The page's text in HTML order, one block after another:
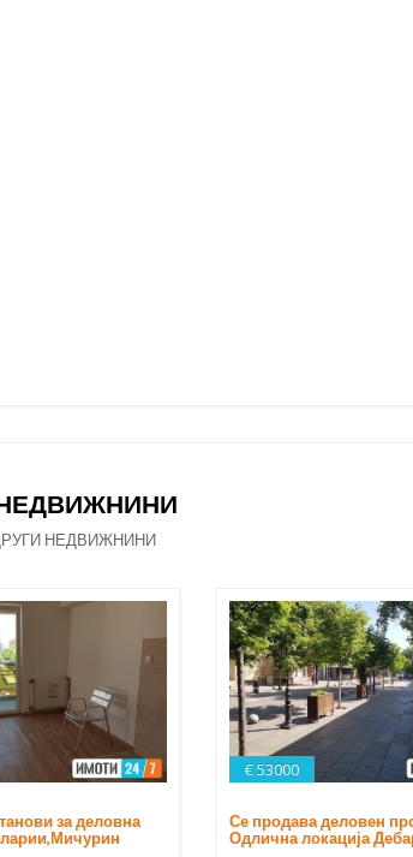
НЕДВИЖНИНИ
за деловна
€ 53000
Се продава деловен
Одлична локација